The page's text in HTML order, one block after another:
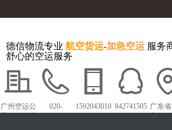
广州空运公
020-
1592043010 842741505 广东省
德信物流专业 航空货运-加急空运 服务
舒心的空运服务